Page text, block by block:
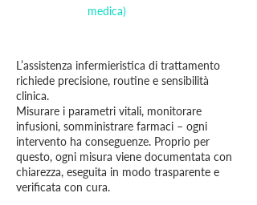
medica)
L’assistenza infermieristica di trattamento
richiede precisione, routine e sensibilità
clinica.
Misurare i parametri vitali, monitorare
infusioni, somministrare farmaci – ogni
intervento ha conseguenze. Proprio per
questo, ogni misura viene documentata con
chiarezza, eseguita in modo trasparente e
verificata con cura.